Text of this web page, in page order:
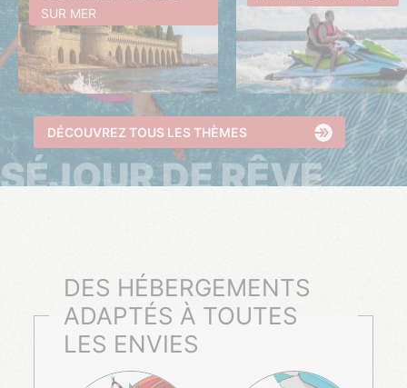
SUR MER
DÉCOUVREZ TOUS LES THÈMES
SÉJOUR DE RÊVE
DES HÉBERGEMENTS
ADAPTÉS À TOUTES
LES ENVIES